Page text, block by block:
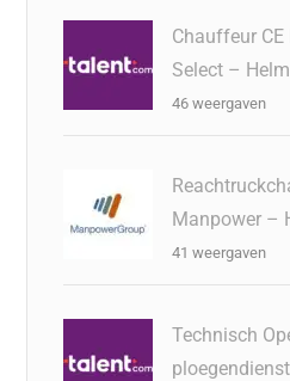
Chauffeur
Select –
46 weergaven
Manpower –
41 weergaven
Technisch